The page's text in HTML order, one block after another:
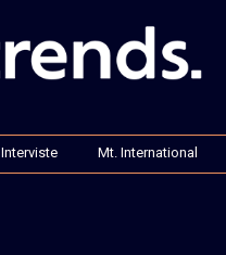
Interviste Mt. International